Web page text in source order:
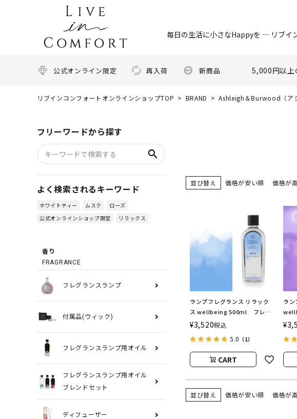
毎日の生活に小さなHappyを ― リブイ
公式オンライン限定 再入荷 新商品 5,000円以上
リブインコンフォートオンラインショップTOP BRAND Ashleigh＆Burwood（ア
フリーワードから探す
search
よく検索されるキーワード
ホワイトティー ムスク
ローズ
公式オンラインショップ限定
リラックス
香り
FRAGRANCE
フレグランスランプ
付属品(ウィック)
フレグランスランプ用オイル
フレグランスランプ用オイル
ブレンドセット
ディフューザー
並び替え 価格が安い順 価格が
ランプフレグランス リラック
ス wellbeing 500ml フレグ
ランスランプ用オイル
ASHLEIGH&BURWOOD（ア
シュレイアンドバーウッド）
¥3,520税込
5.0 （1）
CART
ラン
ン
シュ
¥
並び替え 価格が安い順 価格が